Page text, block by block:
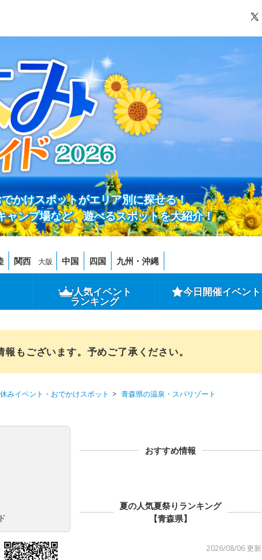
かけスポットがエリア別に探せる！
ンプ場など、遊べるスポットを大紹介！
関西 大阪 中国 四国 九州・沖縄
人気イベント
ランキング
今日開催イベント
もございます。予めご了承ください。
みイベント・おでかけスポット
青森県の温泉・スパリゾート
おすすめ情報
夏の人気夏祭りランキング
【青森県】
2026/08/06 更新